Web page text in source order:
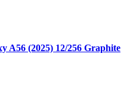
A56 (2025) 12/256 Graphite